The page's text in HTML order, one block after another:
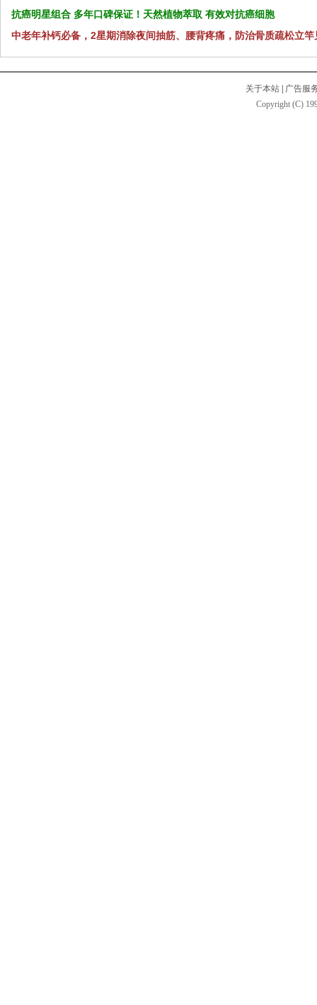
抗癌明星组合 多年口碑保证！天然植物萃取 有效对抗癌细胞
中老年补钙必备，2星期消除夜间抽筋、腰背疼痛，防治骨质疏松立竿
关于本站
广告服
Copyright (C)